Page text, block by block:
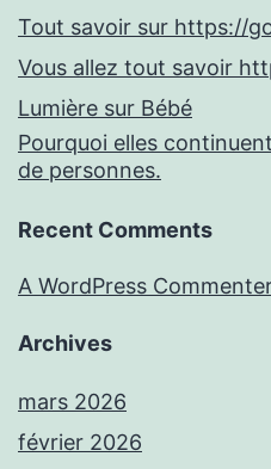
Tout savoir sur https://
Vous allez tout savoir
Lumière sur Bébé
Pourquoi elles
de personnes.
Recent Comments
A WordPress
Archives
mars 2026
février 2026